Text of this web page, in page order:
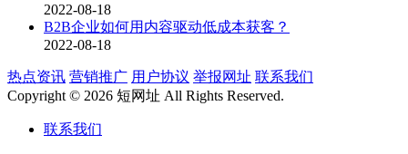
2022-08-18
B2B企业如何用内容驱动低成本获客？
2022-08-18
热点资讯 营销推广 用户协议 举报网址 联系我们
Copyright © 2026 短网址 All Rights Reserved.
联系我们